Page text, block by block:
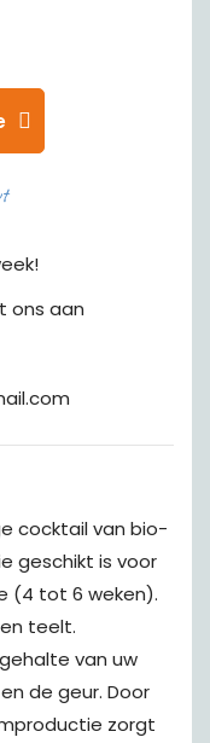
ons aan
cocktail van bio-
geschikt is voor
(4 tot 6 weken).
teelt.
van uw
de geur. Door
zorgt